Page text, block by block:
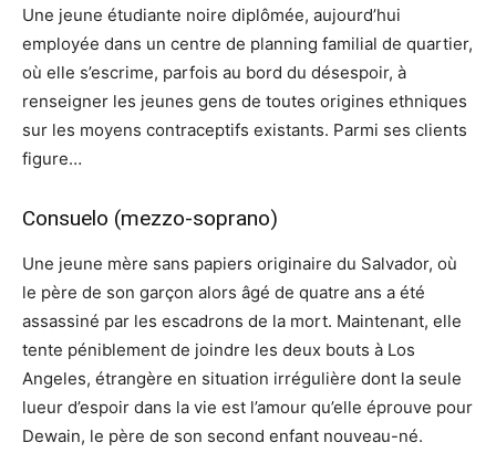
Une jeune étudiante noire diplômée, aujourd’hui
employée dans un centre de planning familial de quartier,
où elle s’escrime, parfois au bord du désespoir, à
renseigner les jeunes gens de toutes origines ethniques
sur les moyens contraceptifs existants. Parmi ses clients
figure…
Consuelo (mezzo-soprano)
Une jeune mère sans papiers originaire du Salvador, où
le père de son garçon alors âgé de quatre ans a été
assassiné par les escadrons de la mort. Maintenant, elle
tente péniblement de joindre les deux bouts à Los
Angeles, étrangère en situation irrégulière dont la seule
lueur d’espoir dans la vie est l’amour qu’elle éprouve pour
Dewain, le père de son second enfant nouveau-né.